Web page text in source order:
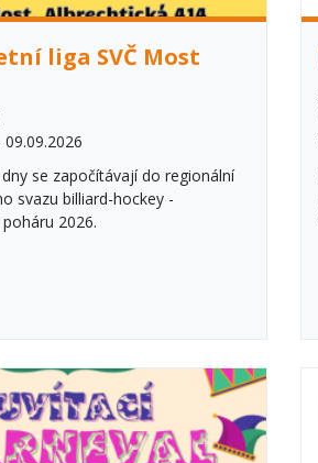
liga SVČ Most
09.09.2026
se započítávají do regionální
svazu billiard-hockey -
2026.